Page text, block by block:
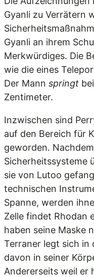
Gyanli zu Verrätern
Gyanli an ihrem
Merkwürdiges. Die
wie die eines
Der Mann springt
Zentimeter.
Inzwischen sind
auf den Bereich für
geworden.
Sicherheitssysteme
sie von Lutoo
technischen
Spanne, werden
Zelle findet Rhodan
haben seine Maske
Terraner legt sich in
davon in seiner
Andererseits weil